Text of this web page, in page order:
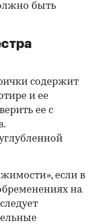
быть
содержит
и ее
ее с
если в
на